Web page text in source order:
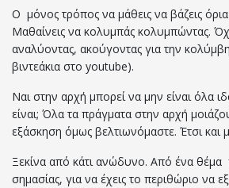
Ο μόνος τρόπος να μάθεις να βάζεις όρια
Μαθαίνεις να κολυμπάς κολυμπώντας.
αναλύοντας, ακούγοντας για την
βιντεάκια στο youtube).
Ναι στην αρχή μπορεί να μην είναι όλα
είναι; Όλα τα πράγματα στην αρχή
εξάσκηση όμως βελτιωνόμαστε. Έτσι και
Ξεκίνα από κάτι ανώδυνο. Από ένα θέμα
σημασίας, για να έχεις το περιθώριο να